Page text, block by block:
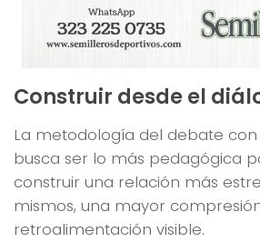
Construir desde el
La metodología del debate con
busca ser lo más pedagógica
construir una relación más
mismos, una mayor
retroalimentación visible.